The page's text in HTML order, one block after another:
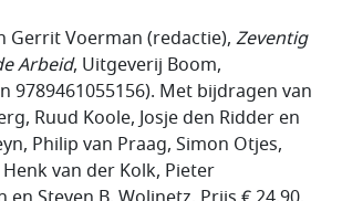
Gerrit Voerman (redactie), Zeventig
Arbeid, Uitgeverij Boom,
9789461055156). Met bijdragen van
Ruud Koole, Josje den Ridder en
Philip van Praag, Simon Otjes,
Henk van der Kolk, Pieter